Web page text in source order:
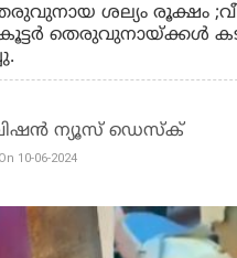
ശല്യം രൂക്ഷം
തെരുവുനായ്ക്കൾ
ന്യൂസ് ഡെസ്‌ക്
10-06-2024